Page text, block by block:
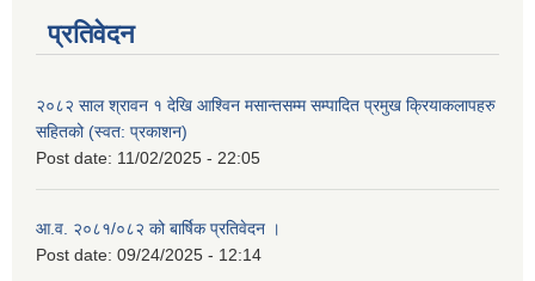
प्रतिवेदन
२०८२ साल श्रावन १ देखि आश्विन मसान्तसम्म सम्पादित प्रमुख क्रियाकलापहरु
सहितको (स्वत: प्रकाशन)
Post date: 11/02/2025 - 22:05
आ.व. २०८१/०८२ को बार्षिक प्रतिवेदन ।
Post date: 09/24/2025 - 12:14